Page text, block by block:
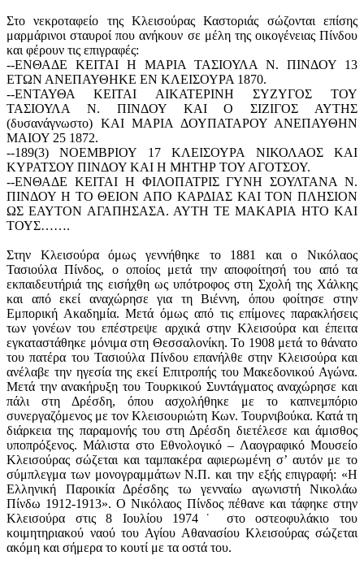
Στο νεκροταφείο της Κλεισούρας Καστοριάς σώζονται επίσης
μαρμάρινοι σταυροί που ανήκουν σε μέλη της οικογένειας Πίνδου
και φέρουν τις επιγραφές:
--ΕΝΘΑΔΕ ΚΕΙΤΑΙ Η ΜΑΡΙΑ ΤΑΣΙΟΥΛΑ Ν. ΠΙΝΔΟΥ 13
ΕΤΩΝ ΑΝΕΠΑΥΘΗΚΕ ΕΝ ΚΛΕΙΣΟΥΡΑ 1870.
--ΕΝΤΑΥΘΑ ΚΕΙΤΑΙ ΑΙΚΑΤΕΡΙΝΗ ΣΥΖΥΓΟΣ ΤΟΥ
ΤΑΣΙΟΥΛΑ Ν. ΠΙΝΔΟΥ ΚΑΙ Ο ΣΙΖΙΓΟΣ ΑΥΤΗΣ
(δυσανάγνωστο) ΚΑΙ ΜΑΡΙΑ ΔΟΥΠΑΤΑΡΟΥ ΑΝΕΠΑΥΘΗΝ
ΜΑΙΟΥ 25 1872.
--189(3) ΝΟΕΜΒΡΙΟΥ 17 ΚΛΕΙΣΟΥΡΑ ΝΙΚΟΛΑΟΣ ΚΑΙ
ΚΥΡΑΤΣΟΥ ΠΙΝΔΟΥ ΚΑΙ Η ΜΗΤΗΡ ΤΟΥ ΑΓΟΤΣΟΥ.
--ΕΝΘΑΔΕ ΚΕΙΤΑΙ Η ΦΙΛΟΠΑΤΡΙΣ ΓΥΝΗ ΣΟΥΛΤΑΝΑ Ν.
ΠΙΝΔΟΥ Η ΤΟ ΘΕΙΟΝ ΑΠΟ ΚΑΡΔΙΑΣ ΚΑΙ ΤΟΝ ΠΛΗΣΙΟΝ
ΩΣ ΕΑΥΤΟΝ ΑΓΑΠΗΣΑΣΑ. ΑΥΤΗ ΤΕ ΜΑΚΑΡΙΑ ΗΤΟ ΚΑΙ
ΤΟΥΣ…….
Στην Κλεισούρα όμως γεννήθηκε το 1881 και ο Νικόλαος
Τασιούλα Πίνδος, ο οποίος μετά την αποφοίτησή του από τα
εκπαιδευτήριά της εισήχθη ως υπότροφος στη Σχολή της Χάλκης
και από εκεί αναχώρησε για τη Βιέννη, όπου φοίτησε στην
Εμπορική Ακαδημία. Μετά όμως από τις επίμονες παρακλήσεις
των γονέων του επέστρεψε αρχικά στην Κλεισούρα και έπειτα
εγκαταστάθηκε μόνιμα στη Θεσσαλονίκη. Το 1908 μετά το θάνατο
του πατέρα του Τασιούλα Πίνδου επανήλθε στην Κλεισούρα και
ανέλαβε την ηγεσία της εκεί Επιτροπής του Μακεδονικού Αγώνα.
Μετά την ανακήρυξη του Τουρκικού Συντάγματος αναχώρησε και
πάλι στη Δρέσδη, όπου ασχολήθηκε με το καπνεμπόριο
συνεργαζόμενος με τον Κλεισουριώτη Κων. Τουρνιβούκα. Κατά τη
διάρκεια της παραμονής του στη Δρέσδη διετέλεσε και άμισθος
υποπρόξενος. Μάλιστα στο Εθνολογικό – Λαογραφικό Μουσείο
Κλεισούρας σώζεται και ταμπακέρα αφιερωμένη σ’ αυτόν με το
σύμπλεγμα των μονογραμμάτων Ν.Π. και την εξής επιγραφή: «Η
Ελληνική Παροικία Δρέσδης τω γενναίω αγωνιστή Νικολάω
Πίνδω 1912-1913». Ο Νικόλαος Πίνδος πέθανε και τάφηκε στην
Κλεισούρα στις 8 Ιουλίου 1974˙ στο οστεοφυλάκιο του
κοιμητηριακού ναού του Αγίου Αθανασίου Κλεισούρας σώζεται
ακόμη και σήμερα το κουτί με τα οστά του.